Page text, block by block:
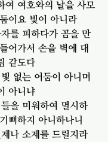
여 여호와의 날을 사모
이요 빛이 아니라
를 피하다가 곰을 만
어가서 손을 벽에 대
같도다
없는 어둠이 아니며
아니냐
을 미워하여 멸시하
뻐하지 아니하나니
나 소제를 드릴지라